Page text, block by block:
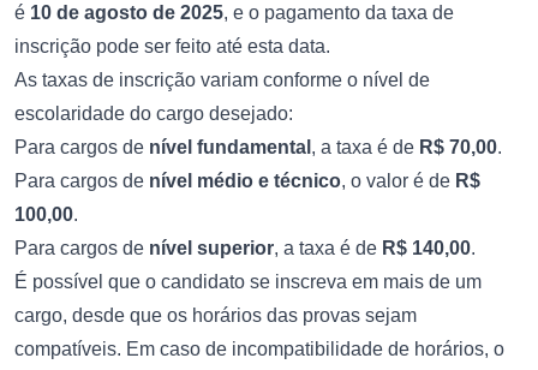
é 10 de agosto de 2025, e o pagamento da taxa de
inscrição pode ser feito até esta data.
As taxas de inscrição variam conforme o nível de
escolaridade do cargo desejado:
Para cargos de nível fundamental , a taxa é de R$ 70,00.
Para cargos de nível médio e técnico, o valor é de R$
100,00.
Para cargos de nível superior, a taxa é de R$ 140,00.
É possível que o candidato se inscreva em mais de um
cargo, desde que os horários das provas sejam
compatíveis. Em caso de incompatibilidade de horários, o